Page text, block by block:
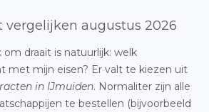
vergelijken augustus 2026
draait is natuurlijk: welk
met mijn eisen? Er valt te kiezen uit
in IJmuiden. Normaliter zijn alle
te bestellen (bijvoorbeeld